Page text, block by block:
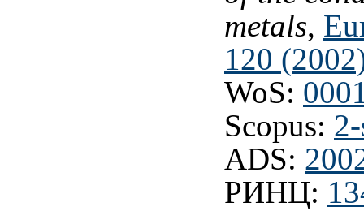
metals,
120
WoS:
Scopus:
ADS:
РИНЦ: